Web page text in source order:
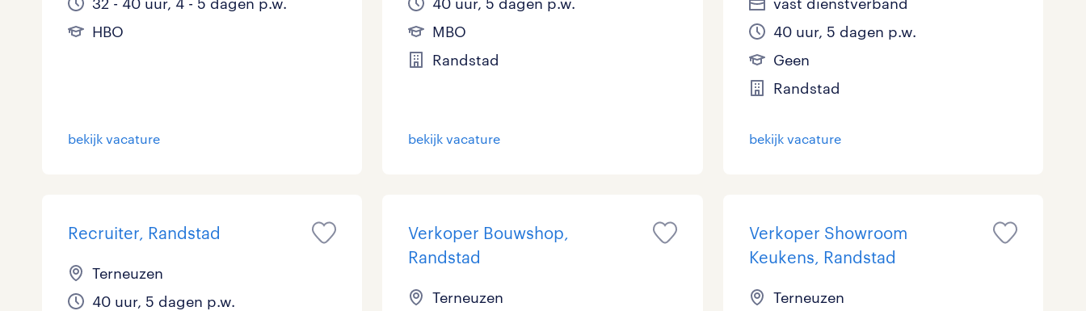
HBO
bekijk vacature
MBO
Randstad
bekijk vacature
40 uur, 5 dagen p.w.
Geen
Randstad
bekijk vacature
Recruiter, Randstad
Terneuzen
40 uur, 5 dagen p.w.
Verkoper Bouwshop,
Randstad
Terneuzen
Verkoper Showroom
Keukens, Randstad
Terneuzen